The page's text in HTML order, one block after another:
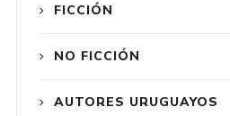
FICCIÓN
NO FICCIÓN
AUTORES URUGUAYOS